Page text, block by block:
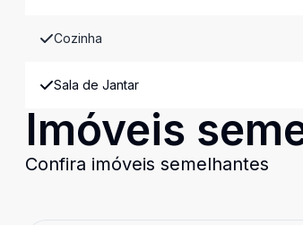
Cozinha
Sala de Jantar
Imóveis
Confira imóveis semelhantes